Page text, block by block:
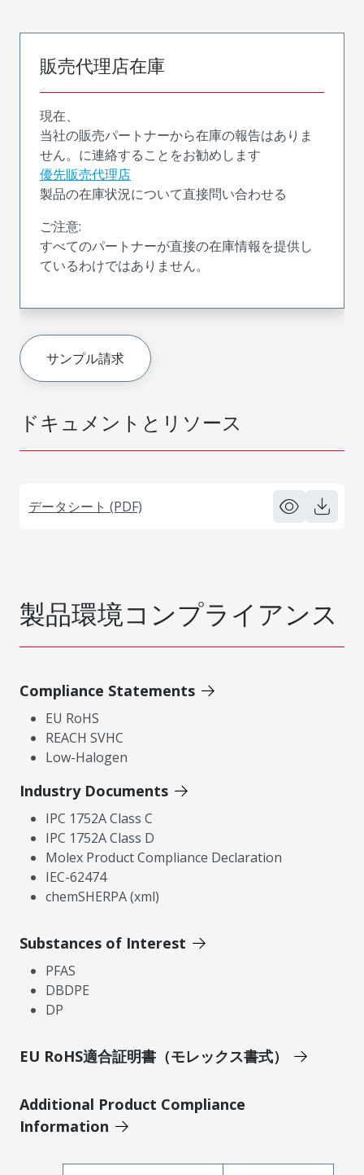
ドキュメントとリソース
データシート (PDF)
販売代理店在庫
現在、
当社の販売パートナーから在庫の報告はありま
せん。に連絡することをお勧めします
優先販売代理店
製品の在庫状況について直接問い合わせる
ご注意:
すべてのパートナーが直接の在庫情報を提供し
ているわけではありません。
サンプル請求
製品環境コンプライアンス
Compliance Statements
EU RoHS
REACH SVHC
Low-Halogen
Industry Documents
IPC 1752A Class C
IPC 1752A Class D
Molex Product Compliance Declaration
IEC-62474
chemSHERPA (xml)
Substances of Interest
PFAS
DBDPE
DP
EU RoHS適合証明書（モレックス書式）
Additional Product Compliance
Information